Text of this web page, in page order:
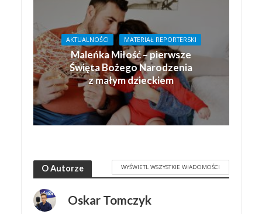
AKTUALNOŚCI MATERIAŁ REPORTERSKI
Maleńka Miłość – pierwsze
Święta Bożego Narodzenia
z małym dzieckiem
O Autorze WYŚWIETL WSZYSTKIE WIADOMOŚCI
Oskar Tomczyk